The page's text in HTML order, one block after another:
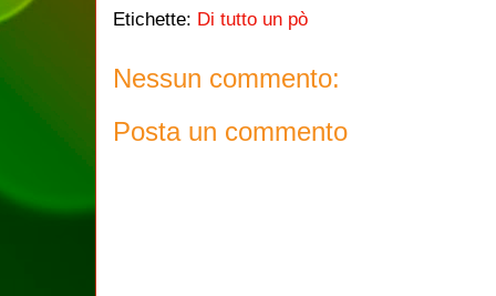
Etichette: Di tutto un pò
Nessun commento:
Posta un commento